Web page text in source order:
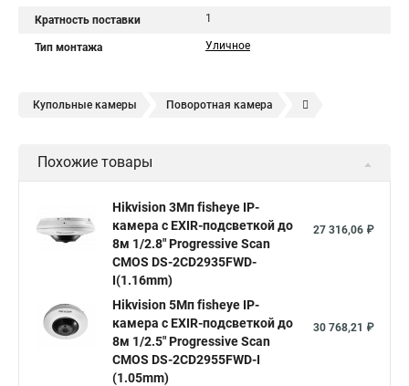
Кратность поставки 1
Тип монтажа Уличное
Купольные камеры Поворотная камера
Камера видеонаблюдения hikvision
Hikvision купить Hikvision уличная ip камера
Hikvision poe
Hikvision 2 8 mm Hikvision camera Hikvision 2cd1148 i b
Видеонаблюдение Ip видеокамеры
Hikvision 2cd2142fwd
Похожие товары
Hikvision 3Мп fisheye IP-
камера c EXIR-подсветкой до
8м 1/2.8" Progressive Scan
CMOS DS-2CD2935FWD-
I(1.16mm)
27 316,06 ₽
Hikvision 5Мп fisheye IP-
камера c EXIR-подсветкой до
8м 1/2.5" Progressive Scan
CMOS DS-2CD2955FWD-I
(1.05mm)
30 768,21 ₽